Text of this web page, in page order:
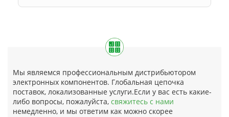
Мы являемся профессиональным дистрибьютором
электронных компонентов. Глобальная цепочка
поставок, локализованные услуги.Если у вас есть какие-
либо вопросы, пожалуйста, свяжитесь с нами
немедленно, и мы ответим как можно скорее